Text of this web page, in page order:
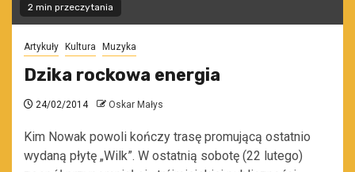
2 min przeczytania
Artykuły Kultura Muzyka
Dzika rockowa energia
24/02/2014 Oskar Małys
Kim Nowak powoli kończy trasę promującą ostatnio
wydaną płytę „Wilk”. W ostatnią sobotę (22 lutego)